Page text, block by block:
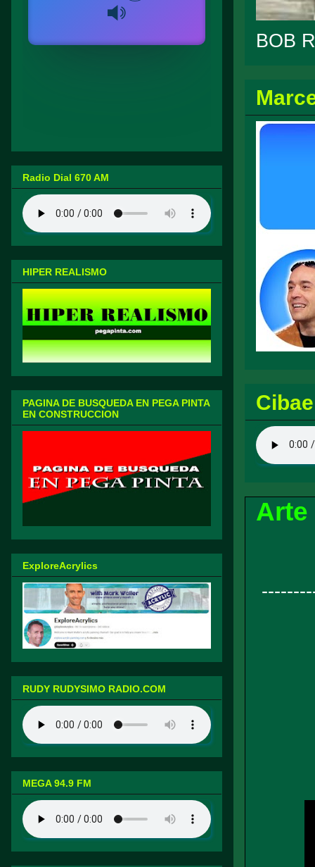
BOB
Arte
Radio Dial 670 AM
HIPER REALISMO
PAGINA DE BUSQUEDA EN PEGA PINTA
EN CONSTRUCCION
ExploreAcrylics
RUDY RUDYSIMO RADIO.COM
MEGA 94.9 FM